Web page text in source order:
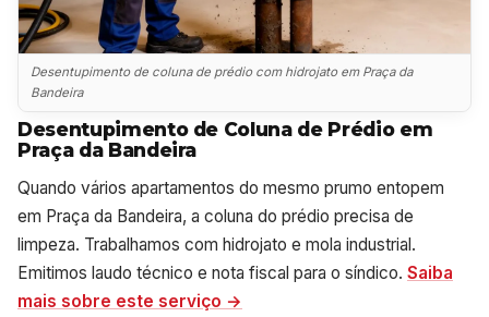
Desentupimento de coluna de prédio com hidrojato em Praça da
Bandeira
Desentupimento de Coluna de Prédio em
Praça da Bandeira
Quando vários apartamentos do mesmo prumo entopem
em Praça da Bandeira, a coluna do prédio precisa de
limpeza. Trabalhamos com hidrojato e mola industrial.
Emitimos laudo técnico e nota fiscal para o síndico. Saiba
mais sobre este serviço →